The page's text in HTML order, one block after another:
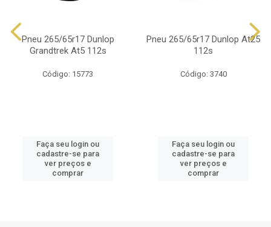
Pneu 265/65r17 Dunlop
Grandtrek At5 112s
Código: 15773
Faça seu login ou
cadastre-se para
ver preços e
comprar
Pneu 265/65r17 Dunlop At25
112s
Código: 3740
Faça seu login ou
cadastre-se para
ver preços e
comprar